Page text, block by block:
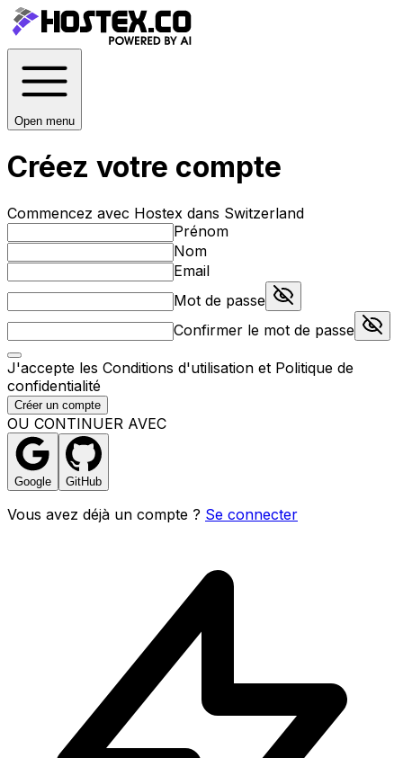
Open menu
Créez votre compte
Commencez avec Hostex dans Switzerland
Prénom
Nom
Email
Mot de passe
Confirmer le mot de passe
J'accepte les Conditions d'utilisation et Politique de
confidentialité
Créer un compte
OU CONTINUER AVEC
Google GitHub
Vous avez déjà un compte ? Se connecter